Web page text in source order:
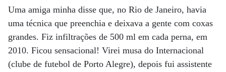
Uma amiga minha disse que, no Rio de Janeiro, havia
uma técnica que preenchia e deixava a gente com coxas
grandes. Fiz infiltrações de 500 ml em cada perna, em
2010. Ficou sensacional! Virei musa do Internacional
(clube de futebol de Porto Alegre), depois fui assistente